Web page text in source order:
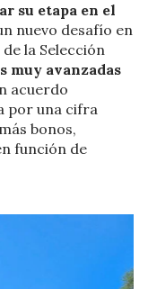
su etapa en el
nuevo desafío en
la Selección
muy avanzadas
acuerdo
por una cifra
bonos,
función de